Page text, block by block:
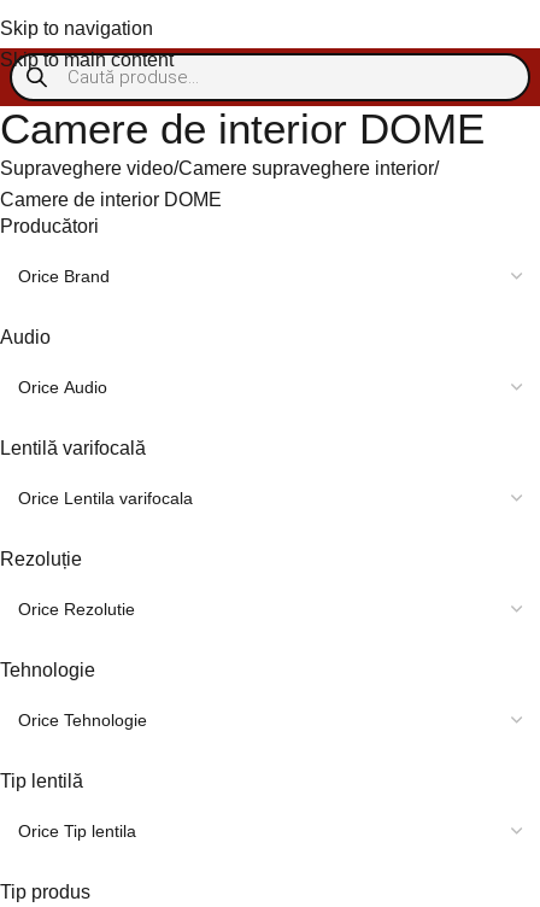
Skip to navigation
Skip to main content
Camere de interior DOME
Supraveghere video Camere supraveghere interior
Camere de interior DOME
Producători
Audio
Lentilă varifocală
Rezoluție
Tehnologie
Tip lentilă
Tip produs